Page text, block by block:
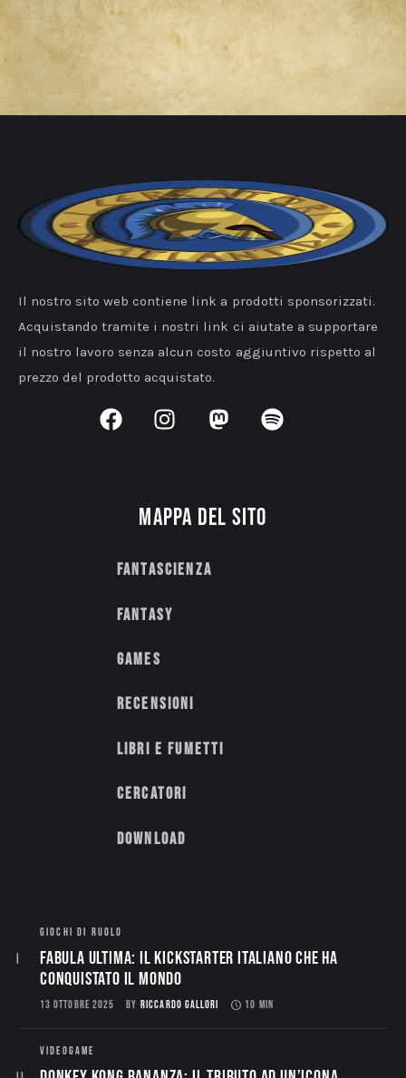
Il nostro sito web contiene link a prodotti sponsorizzati.
Acquistando tramite i nostri link ci aiutate a supportare
il nostro lavoro senza alcun costo aggiuntivo rispetto al
prezzo del prodotto acquistato.
Mappa del sito
Fantascienza
Fantasy
Games
Recensioni
Libri e fumetti
Cercatori
Download
GIOCHI DI RUOLO
Fabula Ultima: il Kickstarter italiano che ha
conquistato il mondo
13 OTTOBRE 2025 BY RICCARDO GALLORI 10 MIN
VIDEOGAME